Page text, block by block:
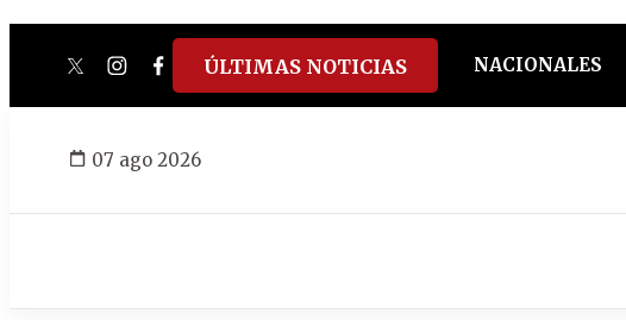
twitterinstagram
facebook
tiktokyoutube
spotify
ÚLTIMAS NOTICIAS NACIONALES
07 ago 2026